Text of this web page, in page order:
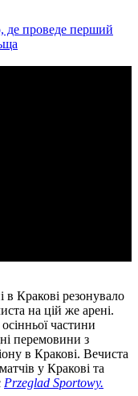
де проведе перший
в Кракові резонувало
на цій же арені.
частини
перемовини з
в Кракові. Вечиста
у Кракові та
Przeglad Sportowy.